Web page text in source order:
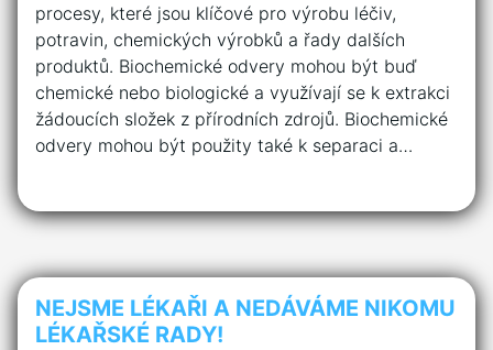
procesy, které jsou klíčové pro výrobu léčiv,
potravin, chemických výrobků a řady dalších
produktů. Biochemické odvery mohou být buď
chemické nebo biologické a využívají se k extrakci
žádoucích složek z přírodních zdrojů. Biochemické
odvery mohou být použity také k separaci a…
NEJSME LÉKAŘI A NEDÁVÁME NIKOMU
LÉKAŘSKÉ RADY!